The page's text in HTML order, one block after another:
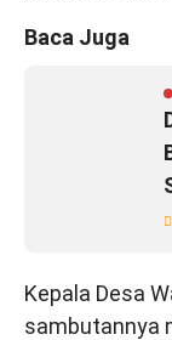
Baca Juga
Kepala Desa
sambutannya